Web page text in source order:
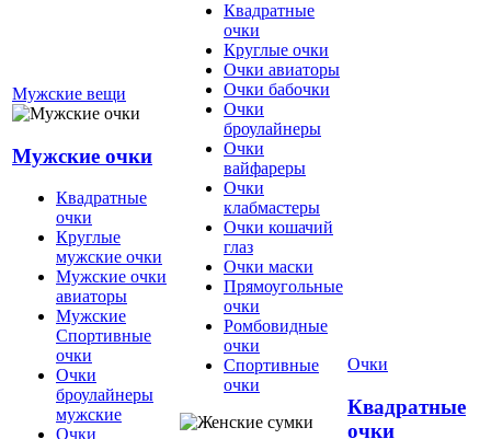
Мужские вещи
Мужские очки
Квадратные
очки
Круглые
мужские очки
Мужские очки
авиаторы
Мужские
Спортивные
очки
Очки
броулайнеры
мужские
Очки
Квадратные
очки
Круглые очки
Очки авиаторы
Очки бабочки
Очки
броулайнеры
Очки
вайфареры
Очки
клабмастеры
Очки кошачий
глаз
Очки маски
Прямоугольные
очки
Ромбовидные
очки
Спортивные
очки
Очки
Квадратные
очки